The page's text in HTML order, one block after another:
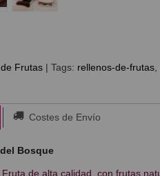
Frutas| Tags: rellenos-de-frutas
Costes de Envío
Bosque
Fruta de alta calidad, con frutas